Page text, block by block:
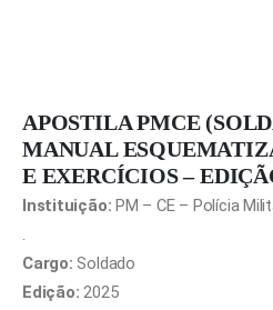
APOSTILA PMCE
MANUAL
E EXERCÍCIOS –
Instituição:PM – CE – Polícia
.
Cargo:Soldado
Edição:2025